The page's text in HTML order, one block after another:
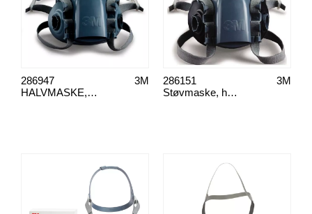
HALVMASKE, 3M 7501 SILIKONE S
3M
286947
Støvmaske, halvmaske, 3M 7502 silikon M
3M
286151